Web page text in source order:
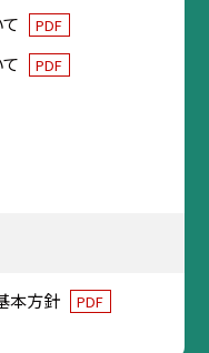
PDF
PDF
本方針 PDF